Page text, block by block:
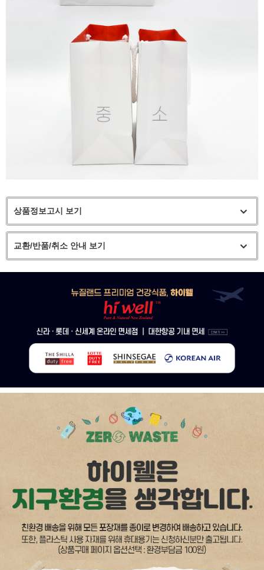
상품정보고시 보기
교환/반품/취소 안내 보기